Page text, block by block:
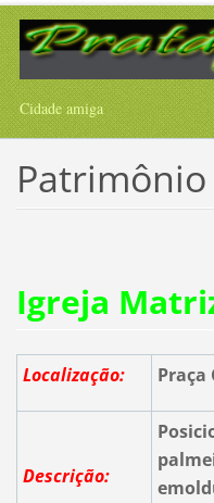
Cidade amiga
Igreja
Localização: Praça
Descrição: